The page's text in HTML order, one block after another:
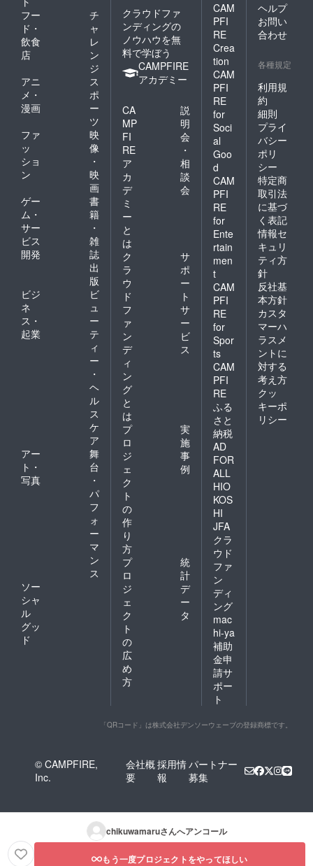
フー
ド・
飲食
店
チ
ャ
レ
ン
ジ
アニ
メ・
漫画
ス
ポ
ー
ツ
ファ
ッ
ショ
ン
映
像
・
映
画
ゲー
ム・
サー
ビス
開発
書
籍
・
雑
誌
出
版
ビジ
ネ
ス・
起業
ビ
ュ
ー
テ
ィ
ー
・
ヘ
ル
ス
ケ
ア
アー
ト・
写真
舞
台
・
パ
フ
ォ
ー
マ
ン
ス
ソー
シャ
ル
グッ
ド
クラウドファ
ンディングの
ノウハウを無
料で学ぼう
CAMPFIRE
アカデミー
CA
MP
FI
RE
ア
カ
デ
ミ
ー
と
は
説
明
会
・
相
談
会
ク
ラ
ウ
ド
フ
ァ
ン
デ
ィ
ン
グ
と
は
サ
ポ
ー
ト
サ
ー
ビ
ス
プ
ロ
ジ
ェ
ク
ト
の
作
り
方
実
施
事
例
プ
ロ
ジ
ェ
ク
ト
の
広
め
方
統
計
デ
ー
タ
CAM
PFI
RE
Crea
tion
CAM
PFI
RE
for
Soci
al
Goo
d
CAM
PFI
RE
for
Ente
rtain
men
t
CAM
PFI
RE
for
Spor
ts
CAM
PFI
RE
ふる
さと
納税
AD
FOR
ALL
HIO
KOS
HI
JFA
クラ
ウド
ファ
ン
ディ
ング
mac
hi-ya
補助
金申
請サ
ポー
ト
ヘルプ
お問い
合わせ
各種規定
利用規
約
細則
プライ
バシー
ポリ
シー
特定商
取引法
に基づ
く表記
情報セ
キュリ
ティ方
針
反社基
本方針
カスタ
マーハ
ラスメ
ントに
対する
考え方
クッ
キーポ
リシー
「QRコード」は株式会社デンソーウェーブの登録商標です。
© CAMPFIRE,
Inc.
会社概
要
採用情
報
パートナー
募集
chikuwamaruさんへアンコール
もう一度プロジェクトをやってほしい